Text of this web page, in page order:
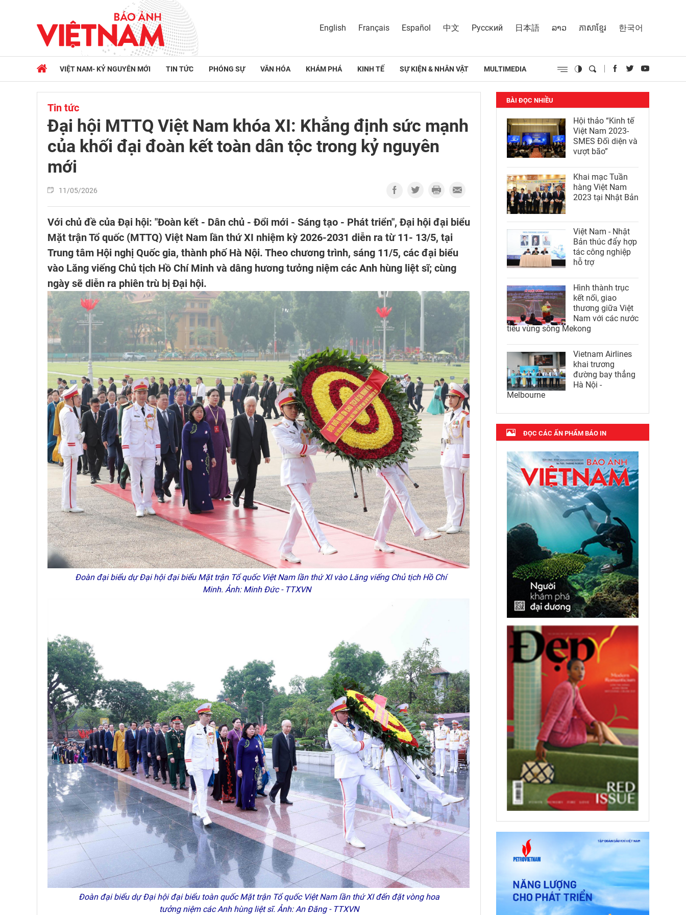
English Français Español 中文 Русский 日本語 ລາວ ភាសាខ្មែរ 한국어
VIỆT NAM- KỶ NGUYÊN MỚI TIN TỨC PHÓNG SỰ VĂN HÓA KHÁM PHÁ KINH TẾ SỰ KIỆN & NHÂN VẬT MULTIMEDIA
Tin tức
Đại hội MTTQ Việt Nam khóa XI: Khẳng định sức mạnh
của khối đại đoàn kết toàn dân tộc trong kỷ nguyên
mới
11/05/2026
Với chủ đề của Đại hội: "Đoàn kết - Dân chủ - Đổi mới - Sáng tạo - Phát triển", Đại hội đại biểu
Mặt trận Tổ quốc (MTTQ) Việt Nam lần thứ XI nhiệm kỳ 2026-2031 diễn ra từ 11- 13/5, tại
Trung tâm Hội nghị Quốc gia, thành phố Hà Nội. Theo chương trình, sáng 11/5, các đại biểu
vào Lăng viếng Chủ tịch Hồ Chí Minh và dâng hương tưởng niệm các Anh hùng liệt sĩ; cùng
ngày sẽ diễn ra phiên trù bị Đại hội.
Đoàn đại biểu dự Đại hội đại biểu Mặt trận Tổ quốc Việt Nam lần thứ XI vào Lăng viếng Chủ tịch Hồ Chí
Minh. Ảnh: Minh Đức - TTXVN
Đoàn đại biểu dự Đại hội đại biểu toàn quốc Mặt trận Tổ quốc Việt Nam lần thứ XI đến đặt vòng hoa
tưởng niệm các Anh hùng liệt sĩ. Ảnh: An Đăng - TTXVN
BÀI ĐỌC NHIỀU
Hội thảo “Kinh tế
Việt Nam 2023-
SMES Đối diện và
vượt bão”
Khai mạc Tuần
hàng Việt Nam
2023 tại Nhật Bản
Việt Nam - Nhật
Bản thúc đẩy hợp
tác công nghiệp
hỗ trợ
Hình thành trục
kết nối, giao
thương giữa Việt
Nam với các nước
tiểu vùng sông Mekong
Vietnam Airlines
khai trương
đường bay thẳng
Hà Nội -
Melbourne
ĐỌC CÁC ẤN PHẨM BÁO IN